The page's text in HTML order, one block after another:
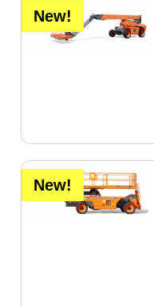
New!
New!